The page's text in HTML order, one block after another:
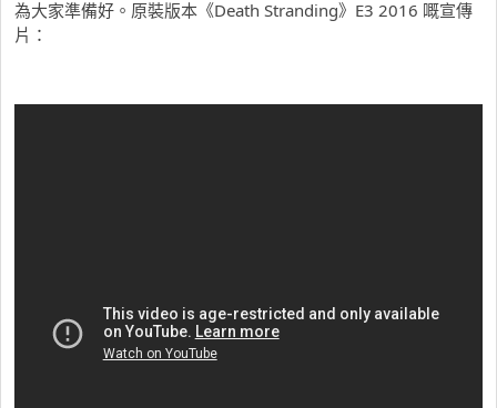
為大家準備好。原裝版本《Death Stranding》E3 2016 嘅宣傳
片：